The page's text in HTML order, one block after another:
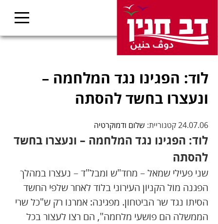
לוד: הפגינו נגד המלחמה –
ונעצרו בחשד להסתה
24.07.06 קטגוריית: שלום ודמוקרטיה
לוד: הפגינו נגד המלחמה – ונעצרו בחשד
להסתה
שני פעילי שמאל – מחד"ש ומבל"ד – נעצרו במהלך
הפגנה מול הקניון העירוני בלוד לאחר שלפי החשד
הסיתו נגד שר הביטחון. מפגינה: אמרנו רק ש"כל שרי
הממשלה הם פושעי מלחמה", הם רצו לעצור בכל